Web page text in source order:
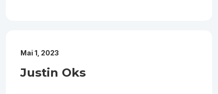
Mai 1, 2023
Justin Oks